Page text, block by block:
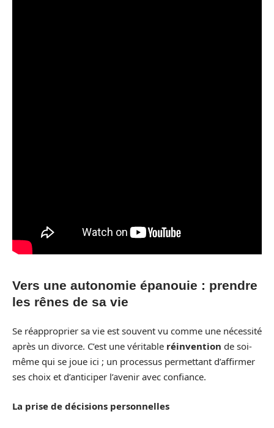
Vers une autonomie épanouie : prendre
les rênes de sa vie
Se réapproprier sa vie est souvent vu comme une nécessité
après un divorce. C’est une véritable réinvention de soi-
même qui se joue ici ; un processus permettant d’affirmer
ses choix et d’anticiper l’avenir avec confiance.
La prise de décisions personnelles